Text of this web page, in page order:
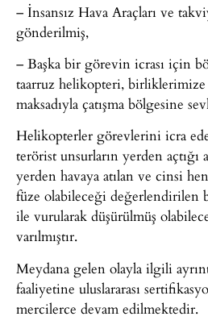
– İnsansız Hava Araçları ve
gönderilmiş,
– Başka bir görevin icrası için
taarruz helikopteri, birliklerimize
maksadıyla çatışma bölgesine
Helikopterler görevlerini icra
terörist unsurların yerden açtığı
yerden havaya atılan ve cinsi
füze olabileceği değerlendirilen
ile vurularak düşürülmüş
varılmıştır.
Meydana gelen olayla ilgili
faaliyetine uluslararası
mercilerce devam edilmektedir.